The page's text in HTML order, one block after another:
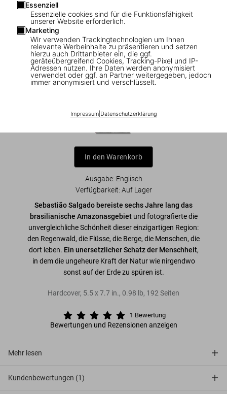
Essenziell
Essenzielle cookies sind für die Funktionsfähigkeit
unserer Website erforderlich.
Marketing
Wir verwenden Trackingtechnologien um Ihnen
relevante Werbeinhalte zu präsentieren und setzen
hierzu auch Drittanbieter ein, die ggf.
geräteübergreifend Cookies, Tracking-Pixel und IP-
Adressen nutzen. Ihre Daten werden anonymisiert
verwendet oder ggf. an Partner weitergegeben, jedoch
immer anonymisiert und verschlüsselt.
Impressum| Datenschutzerklärung
1/7
Sebastião Salgado. Amazônia
US$ 20
Auch erhältlich:
In den Warenkorb
Ausgabe: Englisch
Verfügbarkeit: Auf Lager
Sebastião Salgadobereiste sechs Jahre lang das
brasilianische Amazonasgebiet und fotografierte die
unvergleichliche Schönheit dieser einzigartigen Region:
den Regenwald, die Flüsse, die Berge, die Menschen, die
dort leben. Ein unersetzlicher Schatz der Menschheit,
in dem die ungeheure Kraft der Natur wie nirgendwo
sonst auf der Erde zu spüren ist.
Hardcover, 5.5x7.7 in., 0.98 lb, 192 Seiten
1 Bewertung
Bewertungen und Rezensionen anzeigen
Mehr lesen
Kundenbewertungen (1)